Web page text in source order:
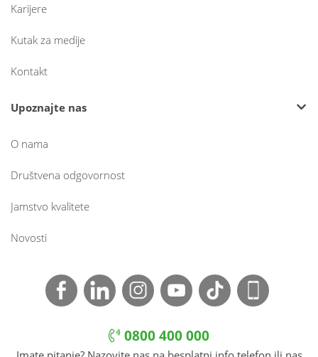
Karijere
Kutak za medije
Kontakt
Upoznajte nas
O nama
Društvena odgovornost
Jamstvo kvalitete
Novosti
0800 400 000